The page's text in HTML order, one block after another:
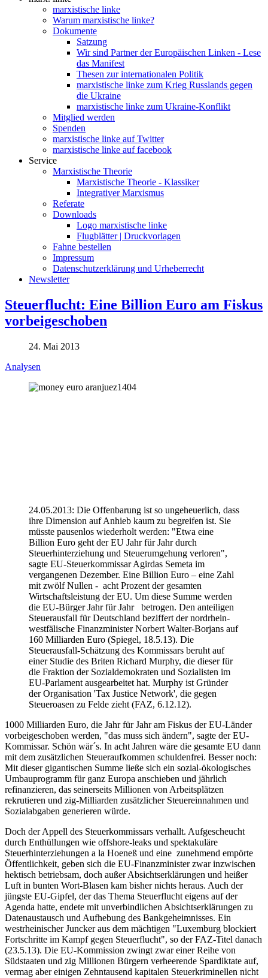
marxistische linke
Warum marxistische linke?
Dokumente
Satzung
Wir sind Partner der Europäischen Linken - Lese
das Manifest
Thesen zur internationalen Politik
marxistische linke zum Krieg Russlands gegen
die Ukraine
marxistische linke zum Ukraine-Konflikt
Mitglied werden
Spenden
marxistische linke auf Twitter
marxistische linke auf facebook
Service
Marxistische Theorie
Marxistische Theorie - Klassiker
Integrativer Marxismus
Referate
Downloads
Logo marxistische linke
Flugblätter | Druckvorlagen
Fahne bestellen
Impressum
Datenschutzerklärung und Urheberrecht
Newsletter
Steuerflucht: Eine Billion Euro am Fiskus
vorbeigeschoben
24. Mai 2013
Analysen
24.05.2013: Die Offenbarung ist so ungeheuerlich, dass
ihre Dimension auf Anhieb kaum zu begreifen ist. Sie
müsste pausenlos wiederholt werden: "Etwa eine
Billion Euro geht der EU Jahr für Jahr durch
Steuerhinterziehung und Steuerumgehung verloren",
sagte EU-Steuerkommissar Agirdas Semeta im
vergangenen Dezember. Eine Billion Euro – eine Zahl
mit zwölf Nullen - acht Prozent der gesamten
Wirtschaftsleistung der EU. Um diese Summe werden
die EU-Bürger Jahr für Jahr betrogen. Den anteiligen
Steuerausfall für Deutschland beziffert der nordrhein-
westfälische Finanzminister Norbert Walter-Borjans auf
160 Milliarden Euro (Spiegel, 18.5.13). Die
Steuerausfall-Schätzung des Kommissars beruht auf
einer Studie des Briten Richard Murphy, die dieser für
die Fraktion der Sozialdemokraten und Sozialisten im
EU-Parlament ausgearbeitet hat. Murphy ist Gründer
der Organisation 'Tax Justice Network', die gegen
Steueroasen zu Felde zieht (FAZ, 6.12.12).
1000 Milliarden Euro, die Jahr für Jahr am Fiskus der EU-Länder
vorbeigeschoben werden, "das muss sich ändern", sagte der EU-
Kommissar. Schön wär´s. In acht Jahren wäre die gesamte EU dann
mit dem zusätzlichen Steueraufkommen schuldenfrei. Besser noch:
Mit dieser gigantischen Summe ließe sich ein sozial-ökologisches
Umbauprogramm für ganz Europa anschieben und jährlich
refinanzieren, das seinerseits Millionen von Arbeitsplätzen
rekrutieren und zig-Milliarden zusätzlicher Steuereinnahmen und
Sozialabgaben generieren würde.
Doch der Appell des Steuerkommissars verhallt. Aufgescheucht
durch Enthüllungen wie offshore-leaks und spektakuläre
Steuerhinterziehungen a la Hoeneß und eine zunehmend empörte
Öffentlichkeit, geben sich die EU-Finanzminister zwar inzwischen
hektisch betriebsam, doch außer Absichtserklärungen und heißer
Luft in bunten Wort-Blasen kam bisher nichts heraus. Auch der
jüngste EU-Gipfel, der das Thema Steuerflucht eigens auf der
Agenda hatte, endete mit unverbindlichen Absichtserklärungen zu
Datenaustausch und Aufhebung des Bankgeheimnisses. Ein
westrheinischer Juncker aus dem mächtigen "Luxemburg blockiert
Fortschritte im Kampf gegen Steuerflucht", so der FAZ-Titel danach
(23.5.13). Die EU-Kommission zwingt zwar einer Reihe von
Südstaaten und zig Millionen Bürgern verheerende Spardiktate auf,
vermag aber einigen Zehntausend kapitalen Steuerkriminellen nicht